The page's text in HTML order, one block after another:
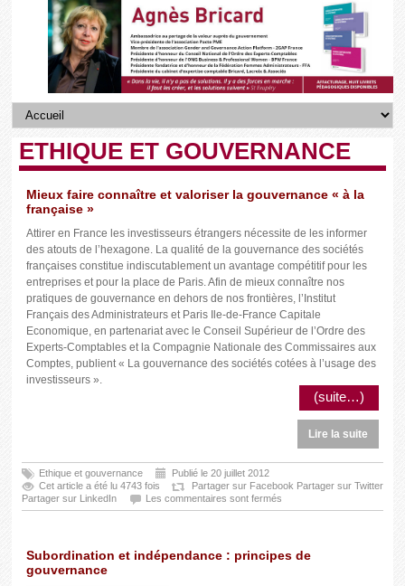
ETHIQUE ET GOUVERNANCE
Mieux faire connaître et valoriser la gouvernance « à la
française »
Attirer en France les investisseurs étrangers nécessite de les informer
des atouts de l’hexagone. La qualité de la gouvernance des sociétés
françaises constitue indiscutablement un avantage compétitif pour les
entreprises et pour la place de Paris. Afin de mieux connaître nos
pratiques de gouvernance en dehors de nos frontières, l’Institut
Français des Administrateurs et Paris Ile-de-France Capitale
Economique, en partenariat avec le Conseil Supérieur de l’Ordre des
Experts-Comptables et la Compagnie Nationale des Commissaires aux
Comptes, publient « La gouvernance des sociétés cotées à l’usage des
investisseurs ».
(suite…)
Lire la suite
Ethique et gouvernance
Publié le 20 juillet 2012
Cet article a été lu 4743 fois
Partager sur Facebook Partager sur Twitter
Partager sur LinkedIn
Les commentaires sont fermés
Subordination et indépendance : principes de
gouvernance